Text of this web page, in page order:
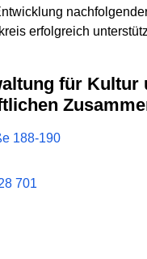
erfolgreich
188-190
701